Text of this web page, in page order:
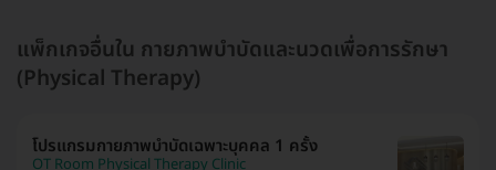
แพ็กเกจอื่นใน กายภาพบำบัดและนวดเพื่อการรักษา
(Physical Therapy)
โปรแกรมกายภาพบำบัดเฉพาะบุคคล 1 ครั้ง
OT Room Physical Therapy Clinic